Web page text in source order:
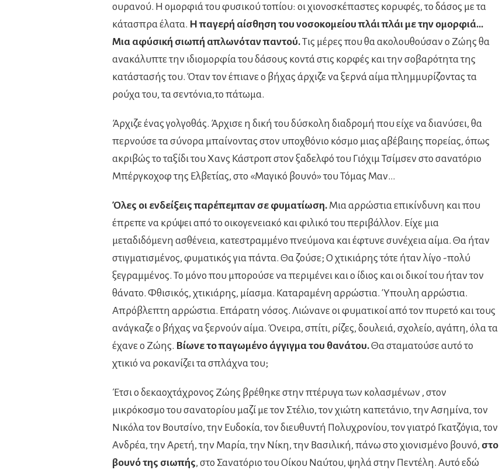
ουρανού. Η ομορφιά του φυσικού τοπίου: οι χιονοσκέπαστες κορυφές, το δάσος με τα
κάτασπρα έλατα. Η παγερή αίσθηση του νοσοκομείου πλάι πλάι με την ομορφιά…
Μια αφύσική σιωπή απλωνόταν παντού.Τις μέρες που θα ακολουθούσαν ο Ζώης θα
ανακάλυπτε την ιδιομορφία του δάσους κοντά στις κορφές και την σοβαρότητα της
κατάστασής του. Όταν τον έπιανε ο βήχας άρχιζε να ξερνά αίμα πλημμυρίζοντας τα
ρούχα του, τα σεντόνια,το πάτωμα.
Άρχιζε ένας γολγοθάς. Άρχισε η δική του δύσκολη διαδρομή που είχε να διανύσει, θα
περνούσε τα σύνορα μπαίνοντας στον υποχθόνιο κόσμο μιας αβέβαιης πορείας, όπως
ακριβώς το ταξίδι του Χανς Κάστροπ στον ξαδελφό του Γιόχιμ Τσίμσεν στο σανατόριο
Μπέργκοχοφ της Ελβετίας, στο «Μαγικό βουνό» του Τόμας Μαν…
Όλες οι ενδείξεις παρέπεμπαν σε φυματίωση. Μια αρρώστια επικίνδυνη και που
έπρεπε να κρύψει από το οικογενειακό και φιλικό του περιβάλλον. Είχε μια
μεταδιδόμενη ασθένεια, κατεστραμμένο πνεύμονα και έφτυνε συνέχεια αίμα. Θα ήταν
στιγματισμένος, φυματικός για πάντα. Θα ζούσε; Ο χτικιάρης τότε ήταν λίγο -πολύ
ξεγραμμένος. Το μόνο που μπορούσε να περιμένει και ο ίδιος και οι δικοί του ήταν τον
θάνατο. Φθισικός, χτικιάρης, μίασμα. Καταραμένη αρρώστια. Ύπουλη αρρώστια.
Απρόβλεπτη αρρώστια. Επάρατη νόσος. Λιώνανε οι φυματικοί από τον πυρετό και τους
ανάγκαζε ο βήχας να ξερνούν αίμα. Όνειρα, σπίτι, ρίζες, δουλειά, σχολείο, αγάπη, όλα τα
έχανε ο Ζώης. Βίωνε το παγωμένο άγγιγμα του θανάτου.Θα σταματούσε αυτό το
χτικιό να ροκανίζει τα σπλάχνα του;
Έτσι ο δεκαοχτάχρονος Ζώης βρέθηκε στην πτέρυγα των κολασμένων , στον
μικρόκοσμο του σανατορίου μαζί με τον Στέλιο, τον χιώτη καπετάνιο, την Ασημίνα, τον
Νικόλα τον Βουτσίνο, την Ευδοκία, τον διευθυντή Πολυχρονίου, τον γιατρό Γκατζόγια, τον
Ανδρέα, την Αρετή, την Μαρία, την Νίκη, την Βασιλική, πάνω στο χιονισμένο βουνό, στο
βουνό της σιωπής, στο Σανατόριο του Οίκου Ναύτου, ψηλά στην Πεντέλη. Αυτό εδώ